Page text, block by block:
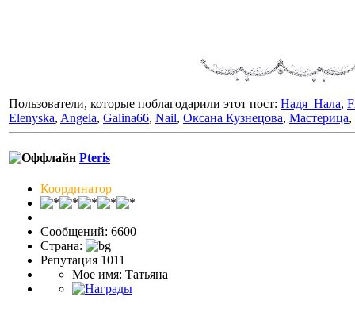
Пользователи, которые поблагодарили этот пост: Надя_Нала,
Elenyska, Angela, Galina66, Nail, Оксана Кузнецова, Мастерица,
Pteris
Координатор
Сообщений: 6600
Страна:
Репутация 1011
Мое имя: Татьяна